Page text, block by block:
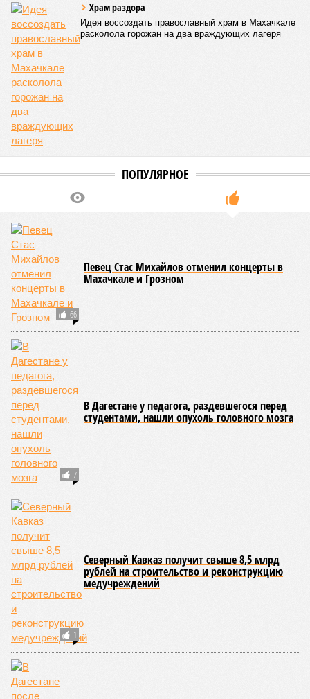
Храм раздора
Идея воссоздать православный храм в Махачкале
расколола горожан на два враждующих лагеря
ПОПУЛЯРНОЕ
66
Певец Стас Михайлов отменил концерты в
Махачкале и Грозном
7
В Дагестане у педагога, раздевшегося перед
студентами, нашли опухоль головного мозга
1
Северный Кавказ получит свыше 8,5 млрд
рублей на строительство и реконструкцию
медучреждений